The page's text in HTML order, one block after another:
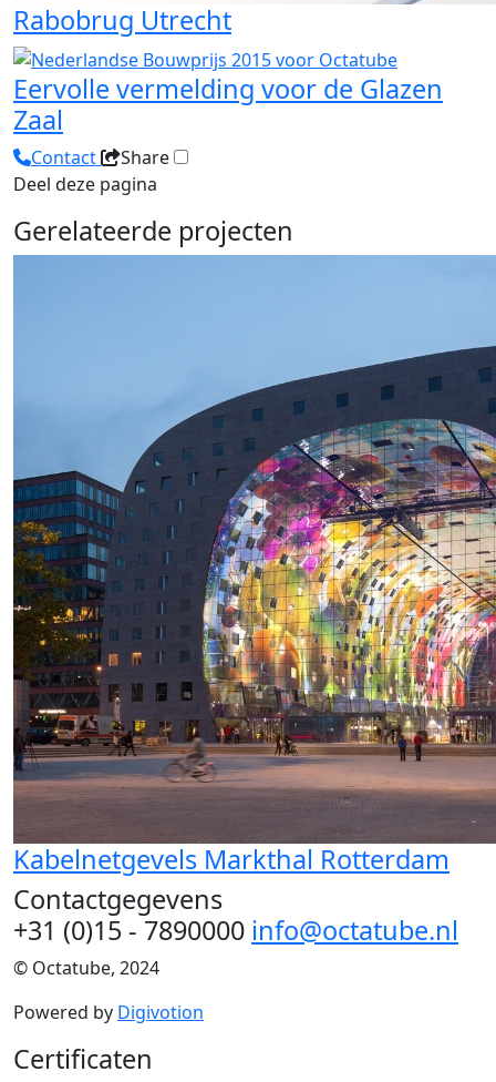
Rabobrug Utrecht
Eervolle vermelding voor de Glazen
Zaal
Contact
Share
Deel deze pagina
Gerelateerde projecten
Kabelnetgevels Markthal Rotterdam
Contactgegevens
+31 (0)15 - 7890000 info@octatube.nl
© Octatube, 2024
Powered by Digivotion
Certificaten